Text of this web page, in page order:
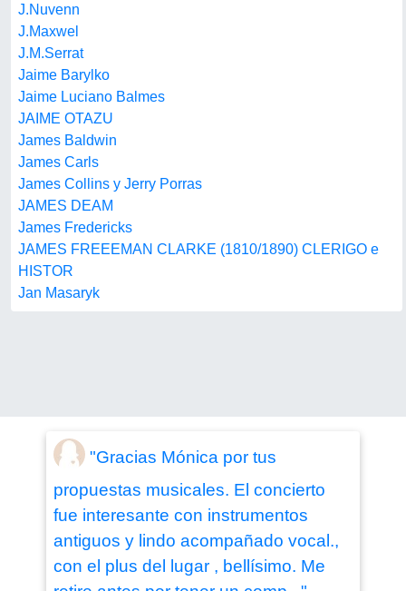
J.Nuvenn
J.Maxwel
J.M.Serrat
Jaime Barylko
Jaime Luciano Balmes
JAIME OTAZU
James Baldwin
James Carls
James Collins y Jerry Porras
JAMES DEAM
James Fredericks
JAMES FREEEMAN CLARKE (1810/1890) CLERIGO e
HISTOR
Jan Masaryk
"Gracias Mónica por tus
propuestas musicales. El concierto
fue interesante con instrumentos
antiguos y lindo acompañado vocal.,
con el plus del lugar , bellísimo. Me